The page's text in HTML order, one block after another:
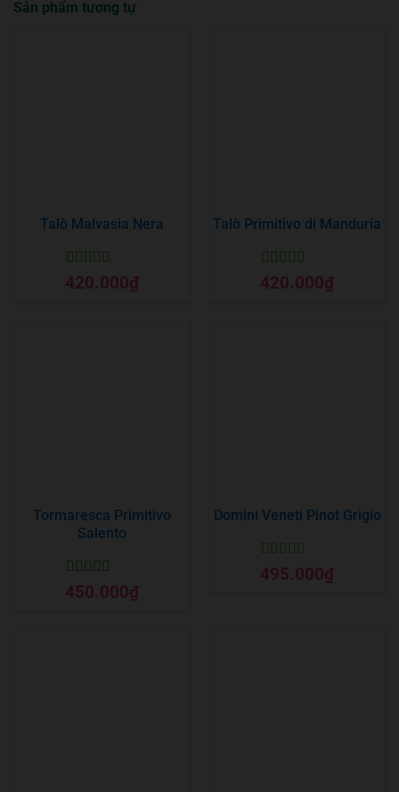
Sản phẩm tương tự
Talò Malvasia Nera
Được xếp
hạng55 sao
420.000₫
Talò Primitivo di Manduria
Được xếp
hạng55 sao
420.000₫
Tormaresca Primitivo
Salento
Được xếp
hạng55 sao
450.000₫
Domini Veneti Pinot Grigio
Được xếp
hạng55 sao
495.000₫